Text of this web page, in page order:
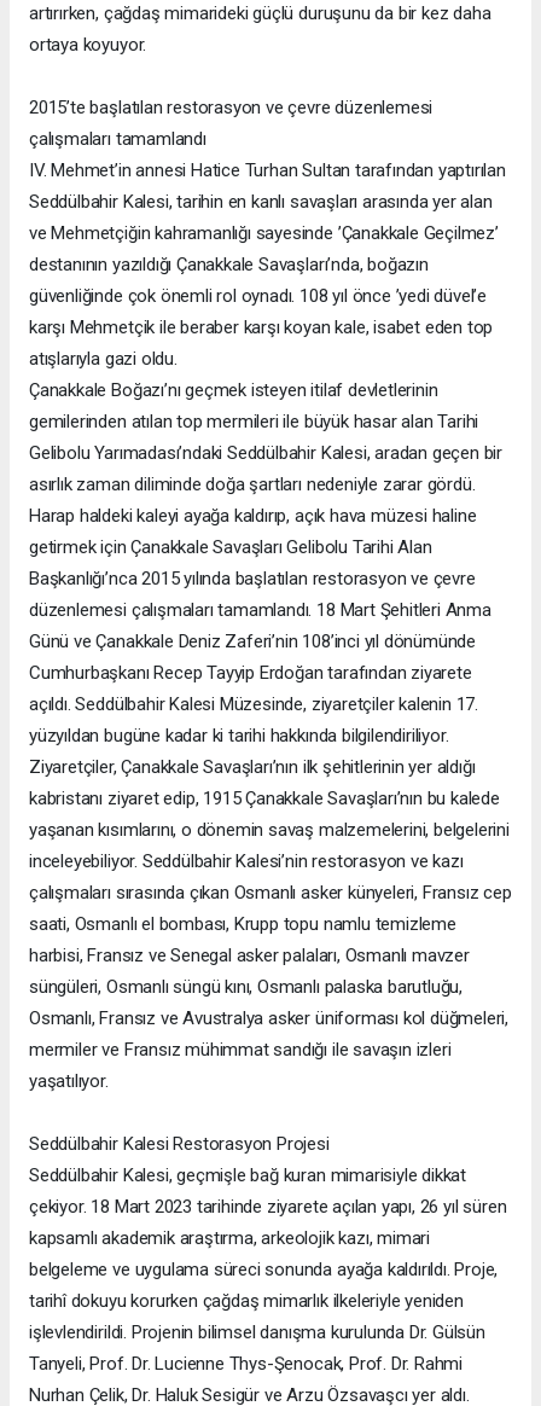
artırırken, çağdaş mimarideki güçlü duruşunu da bir kez daha
ortaya koyuyor.
2015’te başlatılan restorasyon ve çevre düzenlemesi
çalışmaları tamamlandı
IV. Mehmet’in annesi Hatice Turhan Sultan tarafından yaptırılan
Seddülbahir Kalesi, tarihin en kanlı savaşları arasında yer alan
ve Mehmetçiğin kahramanlığı sayesinde ’Çanakkale Geçilmez’
destanının yazıldığı Çanakkale Savaşları’nda, boğazın
güvenliğinde çok önemli rol oynadı. 108 yıl önce ’yedi düvel’e
karşı Mehmetçik ile beraber karşı koyan kale, isabet eden top
atışlarıyla gazi oldu.
Çanakkale Boğazı’nı geçmek isteyen itilaf devletlerinin
gemilerinden atılan top mermileri ile büyük hasar alan Tarihi
Gelibolu Yarımadası’ndaki Seddülbahir Kalesi, aradan geçen bir
asırlık zaman diliminde doğa şartları nedeniyle zarar gördü.
Harap haldeki kaleyi ayağa kaldırıp, açık hava müzesi haline
getirmek için Çanakkale Savaşları Gelibolu Tarihi Alan
Başkanlığı’nca 2015 yılında başlatılan restorasyon ve çevre
düzenlemesi çalışmaları tamamlandı. 18 Mart Şehitleri Anma
Günü ve Çanakkale Deniz Zaferi’nin 108’inci yıl dönümünde
Cumhurbaşkanı Recep Tayyip Erdoğan tarafından ziyarete
açıldı. Seddülbahir Kalesi Müzesinde, ziyaretçiler kalenin 17.
yüzyıldan bugüne kadar ki tarihi hakkında bilgilendiriliyor.
Ziyaretçiler, Çanakkale Savaşları’nın ilk şehitlerinin yer aldığı
kabristanı ziyaret edip, 1915 Çanakkale Savaşları’nın bu kalede
yaşanan kısımlarını, o dönemin savaş malzemelerini, belgelerini
inceleyebiliyor. Seddülbahir Kalesi’nin restorasyon ve kazı
çalışmaları sırasında çıkan Osmanlı asker künyeleri, Fransız cep
saati, Osmanlı el bombası, Krupp topu namlu temizleme
harbisi, Fransız ve Senegal asker palaları, Osmanlı mavzer
süngüleri, Osmanlı süngü kını, Osmanlı palaska barutluğu,
Osmanlı, Fransız ve Avustralya asker üniforması kol düğmeleri,
mermiler ve Fransız mühimmat sandığı ile savaşın izleri
yaşatılıyor.
Seddülbahir Kalesi Restorasyon Projesi
Seddülbahir Kalesi, geçmişle bağ kuran mimarisiyle dikkat
çekiyor. 18 Mart 2023 tarihinde ziyarete açılan yapı, 26 yıl süren
kapsamlı akademik araştırma, arkeolojik kazı, mimari
belgeleme ve uygulama süreci sonunda ayağa kaldırıldı. Proje,
tarihî dokuyu korurken çağdaş mimarlık ilkeleriyle yeniden
işlevlendirildi. Projenin bilimsel danışma kurulunda Dr. Gülsün
Tanyeli, Prof. Dr. Lucienne Thys-Şenocak, Prof. Dr. Rahmi
Nurhan Çelik, Dr. Haluk Sesigür ve Arzu Özsavaşcı yer aldı.